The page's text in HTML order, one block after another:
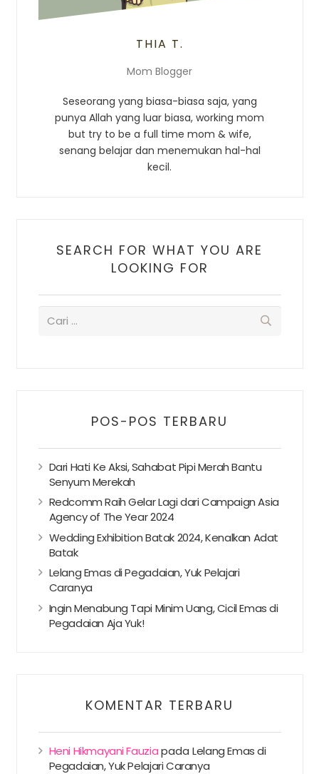
THIA T.
Mom Blogger
Seseorang yang biasa-biasa saja, yang
punya Allah yang luar biasa, working mom
but try to be a full time mom & wife,
senang belajar dan menemukan hal-hal
kecil.
SEARCH FOR WHAT YOU ARE
LOOKING FOR
POS-POS TERBARU
Dari Hati Ke Aksi, Sahabat Pipi Merah Bantu
Senyum Merekah
Redcomm Raih Gelar Lagi dari Campaign Asia
Agency of The Year 2024
Wedding Exhibition Batak 2024, Kenalkan Adat
Batak
Lelang Emas di Pegadaian, Yuk Pelajari
Caranya
Ingin Menabung Tapi Minim Uang, Cicil Emas di
Pegadaian Aja Yuk!
KOMENTAR TERBARU
Heni Hikmayani FauziapadaLelang Emas di
Pegadaian, Yuk Pelajari Caranya